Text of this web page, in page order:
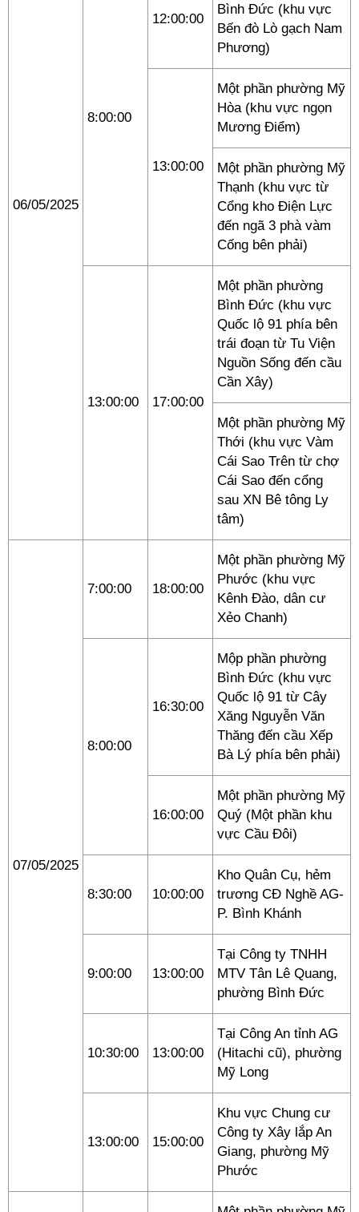
06/05/2025
8:00:00
12:00:00
Bình Đức (khu vực
Bến đò Lò gạch Nam
Phương)
13:00:00
Một phần phường Mỹ
Hòa (khu vực ngọn
Mương Điểm)
Một phần phường Mỹ
Thạnh (khu vực từ
Cổng kho Điện Lực
đến ngã 3 phà vàm
Cống bên phải)
13:00:00 17:00:00
Một phần phường
Bình Đức (khu vực
Quốc lộ 91 phía bên
trái đoạn từ Tu Viện
Nguồn Sống đến cầu
Cần Xây)
Một phần phường Mỹ
Thới (khu vực Vàm
Cái Sao Trên từ chợ
Cái Sao đến cổng
sau XN Bê tông Ly
tâm)
07/05/2025
7:00:00 18:00:00
Một phần phường Mỹ
Phước (khu vực
Kênh Đào, dân cư
Xẻo Chanh)
8:00:00
16:30:00
Mộp phần phường
Bình Đức (khu vực
Quốc lộ 91 từ Cây
Xăng Nguyễn Văn
Thăng đến cầu Xếp
Bà Lý phía bên phải)
16:00:00
Một phần phường Mỹ
Quý (Một phần khu
vực Cầu Đôi)
8:30:00 10:00:00
Kho Quân Cụ, hẻm
trương CĐ Nghề AG-
P. Bình Khánh
9:00:00 13:00:00
Tại Công ty TNHH
MTV Tân Lê Quang,
phường Bình Đức
10:30:00 13:00:00
Tại Công An tỉnh AG
(Hitachi cũ), phường
Mỹ Long
13:00:00 15:00:00
Khu vực Chung cư
Công ty Xây lắp An
Giang, phường Mỹ
Phước